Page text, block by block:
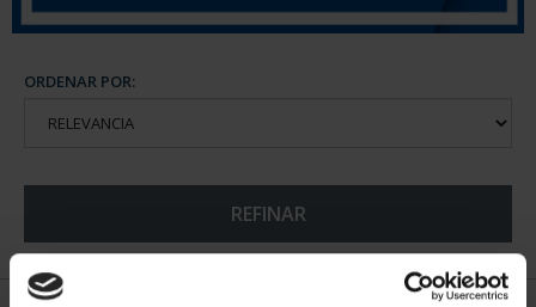
ORDENAR POR:
REFINAR